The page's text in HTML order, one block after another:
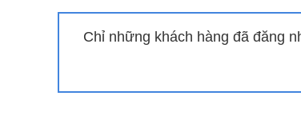
Chỉ những khách hàng đã đăng